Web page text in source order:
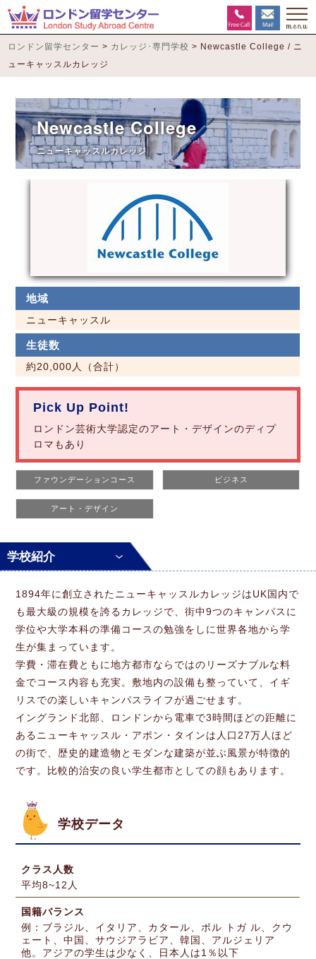
ロンドン留学センター > カレッジ･専門学校 > Newcastle College / ニ
ューキャッスルカレッジ
Newcastle College
ニューキャッスルカレッジ
地域
ニューキャッスル
生徒数
約20,000人（合計）
Pick Up Point!
ロンドン芸術大学認定のアート・デザインのディプ
ロマもあり
ファウンデーションコース ビジネス
アート・デザイン
学校紹介
1894年に創立されたニューキャッスルカレッジはUK国内で
も最大級の規模を誇るカレッジで、街中9つのキャンパスに
学位や大学本科の準備コースの勉強をしに世界各地から学
生が集まっています。
学費・滞在費ともに地方都市ならではのリーズナブルな料
金でコース内容も充実。敷地内の設備も整っていて、イギ
リスでの楽しいキャンパスライフが過ごせます。
イングランド北部、ロンドンから電車で3時間ほどの距離に
あるニューキャッスル・アポン・タインは人口27万人ほど
の街で、歴史的建造物とモダンな建築が並ぶ風景が特徴的
です。比較的治安の良い学生都市としての顔もあります。
学校データ
クラス人数
平均8~12人
国籍バランス
例：ブラジル、イタリア、カタール、ポル トガ ル、クウ
ェート、中国、サウジアラビア、韓国、アルジェリア
他。アジアの学生は少なく、日本人は1％以下